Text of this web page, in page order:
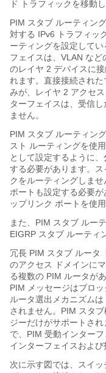
ド トラフィックを移動
PIM スタブ ルーティン
対する IPv6 トラフィッ
ーティングを設定して
フェイスは、VLAN な
のレイヤ 2 デバイスに
れます。直接接続され
みが、レイヤ 2 アクセ
ターフェイスは、受信
ません。
PIM スタブ ルーティン
スト ルーティングを使
として設定するように
する必要があります。
クをルーティングしま
ポートも設定する必要
ップリンク ポートを使用
また、PIM スタブ ルー
EIGRP スタブ ルーティ
冗長 PIM スタブ ルータ
のアクセス ドメインに
る複数の PIM ルータが
PIM メッセージはブロ
ルータ選出メカニズム
されません。PIM スタ
ジーだけがサポートさ
で、PIM 受動インター
インターフェイスおよび
次に示す図では、スイ